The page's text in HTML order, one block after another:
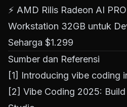
⚡ AMD Rilis Radeon AI
Workstation 32GB untuk
Seharga $1.299
Sumber dan Referensi
[1] Introducing vibe coding
[2] Vibe Coding 2025: